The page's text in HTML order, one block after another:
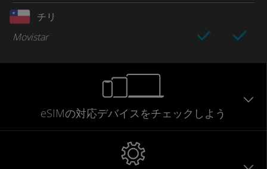
チリ
Movistar
eSIMの対応デバイスをチェックしよう